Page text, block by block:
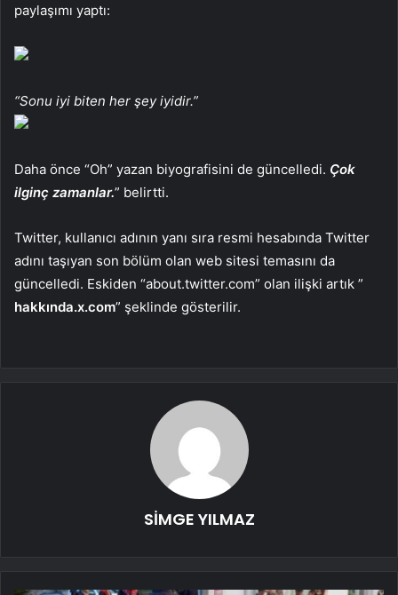
paylaşımı yaptı:
“Sonu iyi biten her şey iyidir.”
Daha önce “Oh” yazan biyografisini de güncelledi. Çok
ilginç zamanlar.” belirtti.
Twitter, kullanıcı adının yanı sıra resmi hesabında Twitter
adını taşıyan son bölüm olan web sitesi temasını da
güncelledi. Eskiden “about.twitter.com” olan ilişki artık ”
hakkında.x.com” şeklinde gösterilir.
SİMGE YILMAZ